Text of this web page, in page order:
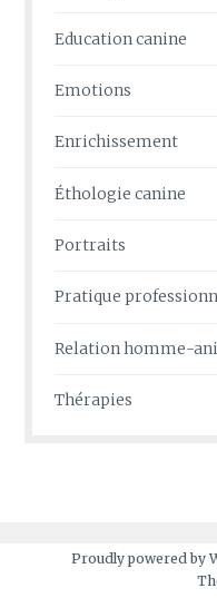
Education canine
Emotions
Enrichissement
Éthologie canine
Portraits
Pratique
Relation homme-
Thérapies
Proudly powered by